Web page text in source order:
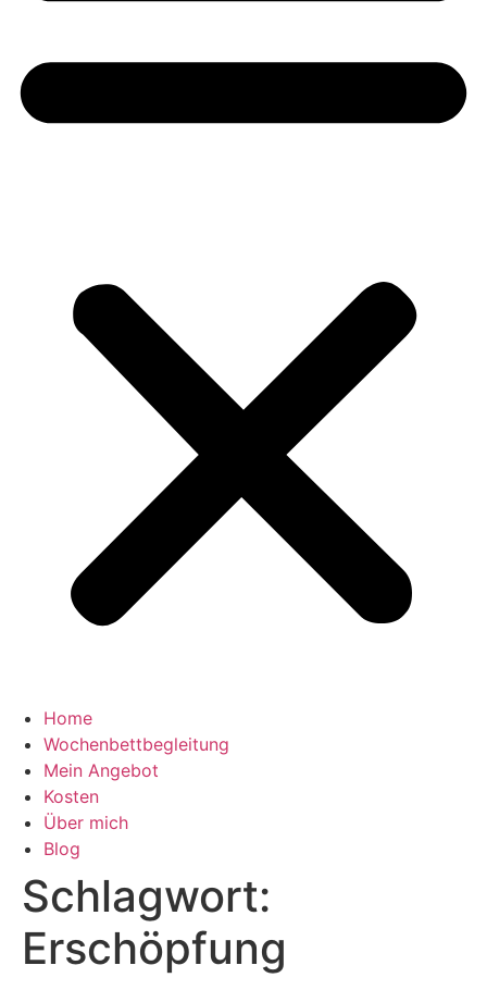
Home
Wochenbettbegleitung
Mein Angebot
Kosten
Über mich
Blog
Schlagwort:
Erschöpfung